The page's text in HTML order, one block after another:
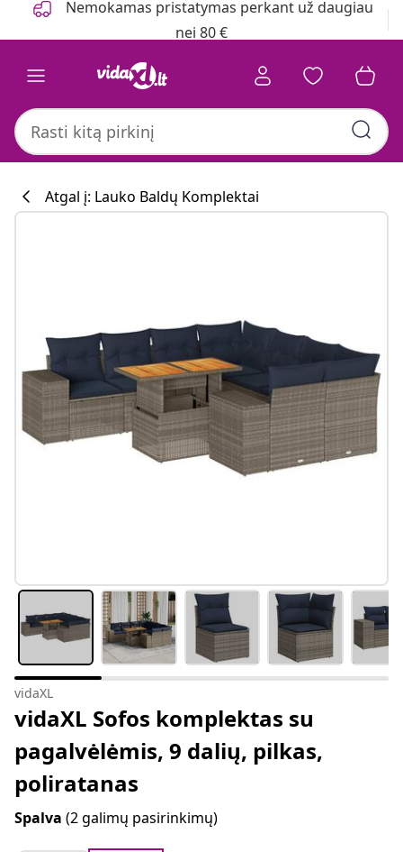
Nemokamas pristatymas perkant už daugiau
nei 80 €
Atgal į: Lauko Baldų Komplektai
vidaXL
vidaXL Sofos komplektas su
pagalvėlėmis, 9 dalių, pilkas,
poliratanas
Spalva (2 galimų pasirinkimų)